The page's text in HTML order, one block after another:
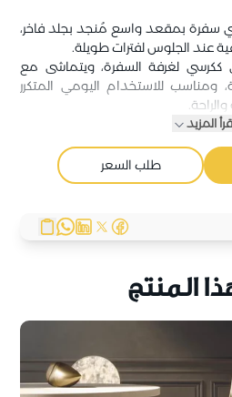
بمقعد واسع مُنجد بجلد فاخر،
عند الجلوس لفترات طويلة.
ككرسي لغرفة السفرة، ويتماشى مع
ومناسب للاستخدام اليومي المتكرر
المزيد
طلب السعر
المنتج